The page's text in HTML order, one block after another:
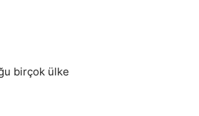
birçok ülke